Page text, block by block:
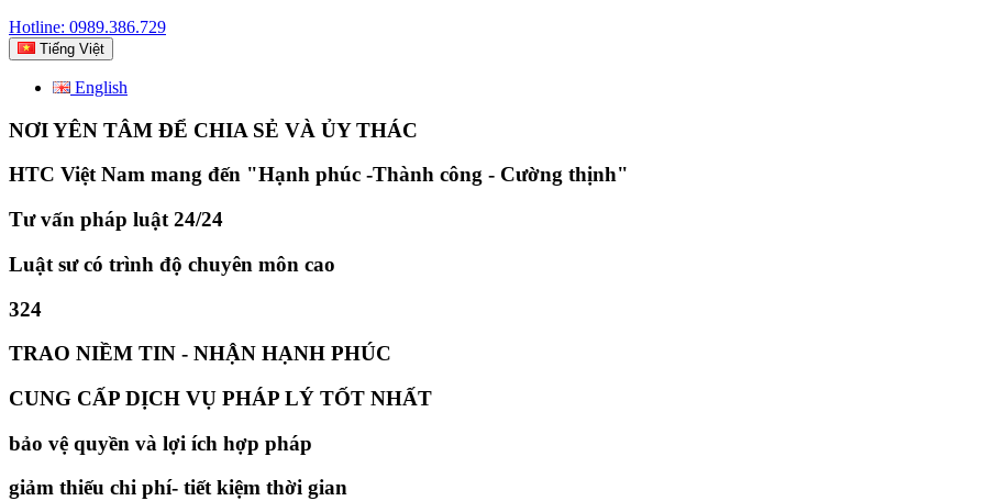
Hotline: 0989.386.729
Tiếng Việt
English
NƠI YÊN TÂM ĐỂ CHIA SẺ VÀ ỦY THÁC
HTC Việt Nam mang đến "Hạnh phúc -Thành công - Cường thịnh"
Tư vấn pháp luật 24/24
Luật sư có trình độ chuyên môn cao
324
TRAO NIỀM TIN - NHẬN HẠNH PHÚC
CUNG CẤP DỊCH VỤ PHÁP LÝ TỐT NHẤT
bảo vệ quyền và lợi ích hợp pháp
giảm thiếu chi phí- tiết kiệm thời gian